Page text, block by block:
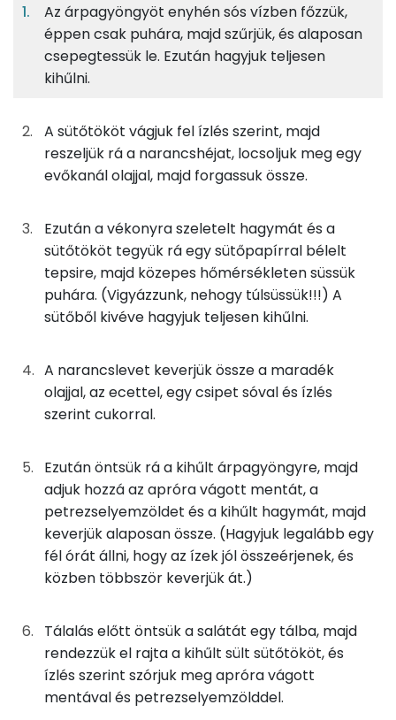
4%
27%
Szénhidrát
4%
Zsír
100g
150g sütőtök
57 kcal
3gnarancshéj
3 kcal
3gfehérborecet
0 kcal
15gföldimogyoró olaj
133 kcal
90gmenta
63 kcal
23g petrezselyem
0g
3g cukor 10 kcal
Összesen 663 kcal
Egy
adagban
2
adagban
100
grammban
4%
TOP ásványi anyagok
Foszfor
Magnézium
Nátrium
Szelén
TOP vitaminok
C vitamin:
Niacin - B3 vitamin:
β-karotin
E vitamin:
Összesen 16 g
Zsír
Az árpagyöngyöt enyhén sós vízben főzzük,
éppen csak puhára, majd szűrjük, és alaposan
csepegtessük le. Ezután hagyjuk teljesen
kihűlni.
A sütőtököt vágjuk fel ízlés szerint, majd
reszeljük rá a narancshéjat, locsoljuk meg egy
evőkanál olajjal, majd forgassuk össze.
Ezután a vékonyra szeletelt hagymát és a
sütőtököt tegyük rá egy sütőpapírral bélelt
tepsire, majd közepes hőmérsékleten süssük
puhára. (Vigyázzunk, nehogy túlsüssük!!!) A
sütőből kivéve hagyjuk teljesen kihűlni.
A narancslevet keverjük össze a maradék
olajjal, az ecettel, egy csipet sóval és ízlés
szerint cukorral.
Ezután öntsük rá a kihűlt árpagyöngyre, majd
adjuk hozzá az apróra vágott mentát, a
petrezselyemzöldet és a kihűlt hagymát, majd
keverjük alaposan össze. (Hagyjuk legalább egy
fél órát állni, hogy az ízek jól összeérjenek, és
közben többször keverjük át.)
Tálalás előtt öntsük a salátát egy tálba, majd
rendezzük el rajta a kihűlt sült sütőtököt, és
ízlés szerint szórjuk meg apróra vágott
mentával és petrezselyemzölddel.